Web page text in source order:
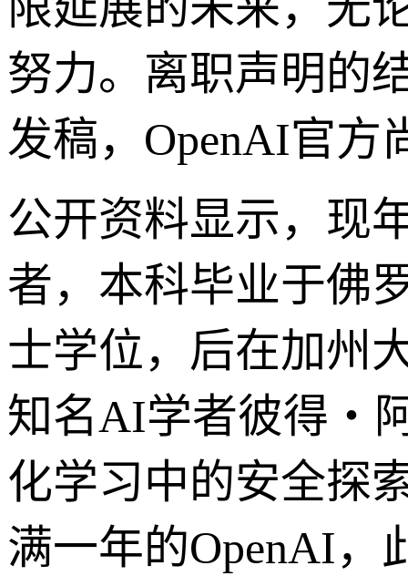
努力。离职声明的
发稿，OpenAI官方
公开资料显示，现
者，本科毕业于佛
士学位，后在加州
知名AI学者彼得・
化学习中的安全探
满一年的OpenAI，